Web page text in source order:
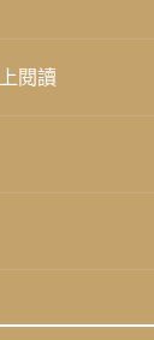
閱讀